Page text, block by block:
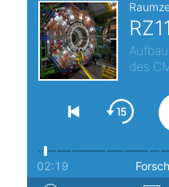
s
p
n
l
t
r